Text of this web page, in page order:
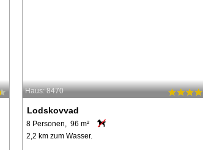
Haus: 8470
Lodskovvad
8 Personen, 96 m²
2,2 km zum Wasser.